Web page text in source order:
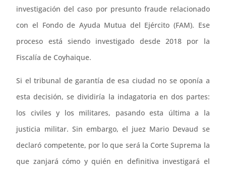
investigación del caso por presunto fraude relacionado
con el Fondo de Ayuda Mutua del Ejército (FAM). Ese
proceso está siendo investigado desde 2018 por la
Fiscalía de Coyhaique.
Si el tribunal de garantía de esa ciudad no se oponía a
esta decisión, se dividiría la indagatoria en dos partes:
los civiles y los militares, pasando esta última a la
justicia militar. Sin embargo, el juez Mario Devaud se
declaró competente, por lo que será la Corte Suprema la
que zanjará cómo y quién en definitiva investigará el